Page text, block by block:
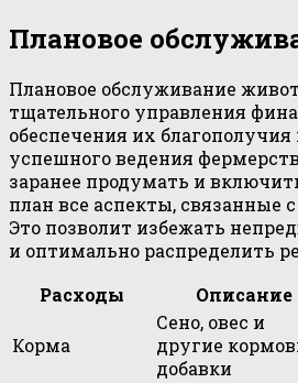
Плановое
Плановое обслуживание
тщательного управления
обеспечения их
успешного ведения
заранее продумать и
план все аспекты, связанные
Это позволит избежать
и оптимально распределить
Расходы
Описание
Корма
Сено, овес и
другие
добавки